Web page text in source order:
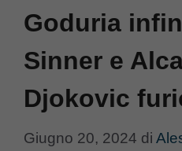
Goduria
Sinner e
Djokovic
Giugno 20, 2024 di